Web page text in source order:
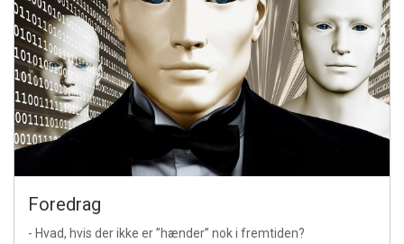
Foredrag
- Hvad, hvis der ikke er ”hænder” nok i fremtiden?